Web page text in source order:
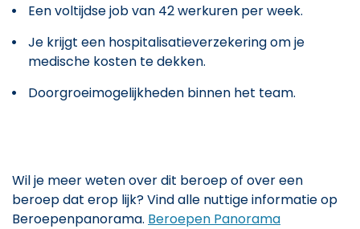
Een voltijdse job van 42 werkuren per week.
Je krijgt een hospitalisatieverzekering om je
medische kosten te dekken.
Doorgroeimogelijkheden binnen het team.
Wil je meer weten over dit beroep of over een
beroep dat erop lijk? Vind alle nuttige informatie op
Beroepenpanorama. Beroepen Panorama